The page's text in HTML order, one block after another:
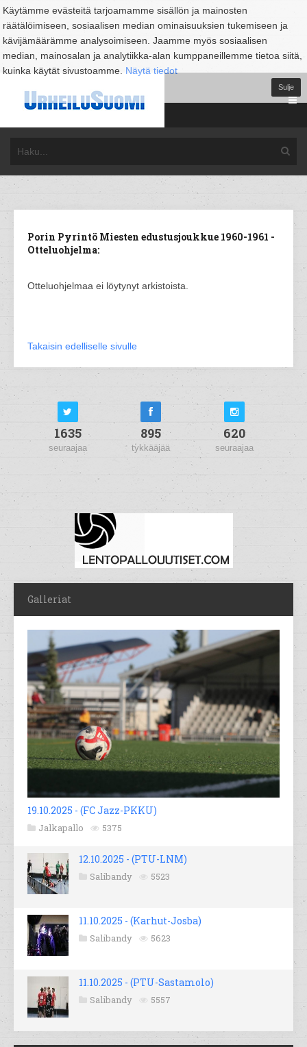
Käytämme evästeitä tarjoamamme sisällön ja mainosten
räätälöimiseen, sosiaalisen median ominaisuuksien tukemiseen ja
kävijämäärämme analysoimiseen. Jaamme myös sosiaalisen
median, mainosalan ja analytiikka-alan kumppaneillemme tietoa siitä,
kuinka käytät sivustoamme. Näytä tiedot
Sulje
Porin Pyrintö Miesten edustusjoukkue 1960-1961 -
Otteluohjelma:
Otteluohjelmaa ei löytynyt arkistoista.
Takaisin edelliselle sivulle
1635
seuraajaa
895
tykkääjää
620
seuraajaa
Galleriat
19.10.2025 - (FC Jazz-PKKU)
Jalkapallo 5375
12.10.2025 - (PTU-LNM)
Salibandy 5523
11.10.2025 - (Karhut-Josba)
Salibandy 5623
11.10.2025 - (PTU-Sastamolo)
Salibandy 5557